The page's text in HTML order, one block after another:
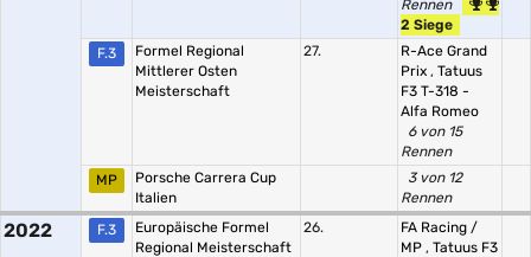
Rennen
2 Siege
F.3
Formel Regional
Mittlerer Osten
Meisterschaft
27.
R-Ace Grand
Prix , Tatuus
F3 T-318 -
Alfa Romeo
6 von 15
Rennen
MP
Porsche Carrera Cup
Italien
3 von 12
Rennen
2022 F.3
Europäische Formel
Regional Meisterschaft
26.
FA Racing /
MP , Tatuus F3